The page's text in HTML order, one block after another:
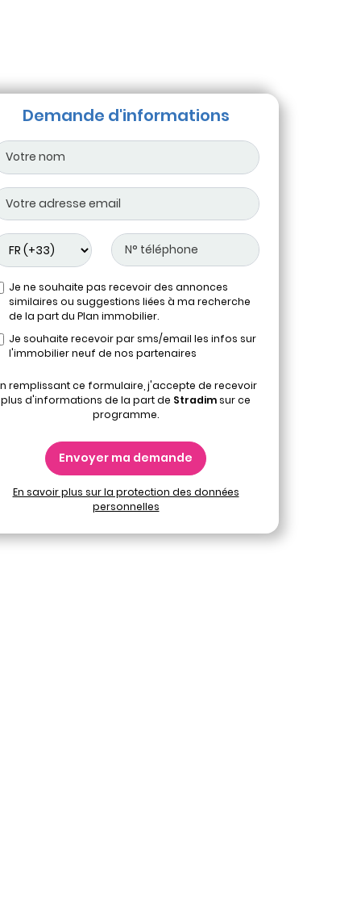
Demande d'informations
Je ne souhaite pas recevoir des annonces
similaires ou suggestions liées à ma recherche
de la part du Plan immobilier.
Je souhaite recevoir par sms/email les infos sur
l'immobilier neuf de nos partenaires
remplissant ce formulaire, j'accepte de recevoir
plus d'informations de la part de Stradim sur ce
programme.
Envoyer ma demande
En savoir plus sur la protection des données
personnelles